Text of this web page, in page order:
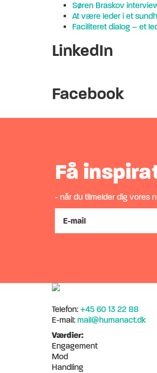
Søren Braskov
At være leder i et
Faciliteret dialog – et
LinkedIn
Facebook
Få
- når du tilmelder dig vores
Telefon: +45 60 13 22 88
E-mail: mail@humanact.dk
Værdier:
Engagement
Mod
Handling